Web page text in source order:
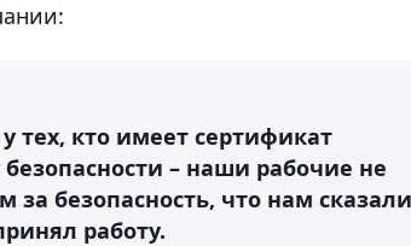
тех, кто имеет сертификат
– наши рабочие не
безопасность, что нам
работу.